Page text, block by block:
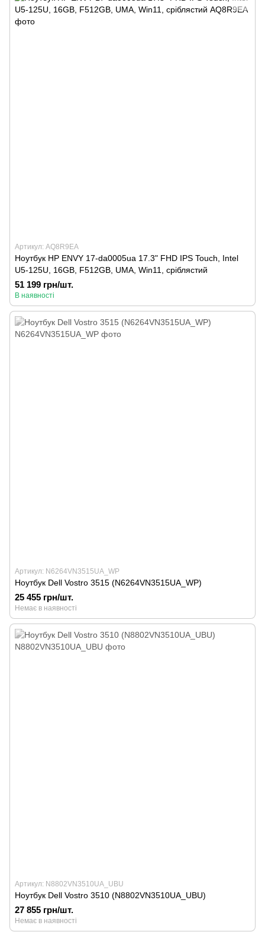
Артикул: AQ8R9EA
Ноутбук HP ENVY 17-da0005ua 17.3" FHD IPS Touch, Intel
U5-125U, 16GB, F512GB, UMA, Win11, сріблястий
51 199 грн/шт.
В наявності
Артикул: N6264VN3515UA_WP
Ноутбук Dell Vostro 3515 (N6264VN3515UA_WP)
25 455 грн/шт.
Немає в наявності
Артикул: N8802VN3510UA_UBU
Ноутбук Dell Vostro 3510 (N8802VN3510UA_UBU)
27 855 грн/шт.
Немає в наявності